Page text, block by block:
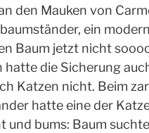
den Mauken von
ein
Baum jetzt nicht
hatte die Sicherung
Katzen nicht. Beim
hatte eine der
und bums: Baum